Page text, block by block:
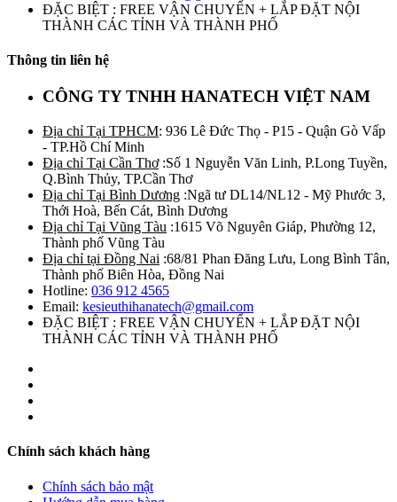
ĐẶC BIỆT : FREE VẬN CHUYỂN + LẮP ĐẶT NỘI
THÀNH CÁC TỈNH VÀ THÀNH PHỐ
Thông tin liên hệ
CÔNG TY TNHH HANATECH VIỆT NAM
Địa chỉ Tại TPHCM: 936 Lê Đức Thọ - P15 - Quận Gò Vấp
- TP.Hồ Chí Minh
Địa chỉ Tại Cần Thơ:Số 1 Nguyễn Văn Linh, P.Long Tuyền,
Q.Bình Thủy, TP.Cần Thơ
Địa chỉ Tại Bình Dương :Ngã tư DL14/NL12 - Mỹ Phước 3,
Thới Hoà, Bến Cát, Bình Dương
Địa chỉ Tại Vũng Tàu :1615 Võ Nguyên Giáp, Phường 12,
Thành phố Vũng Tàu
Địa chỉ tại Đồng Nai :68/81 Phan Đăng Lưu, Long Bình Tân,
Thành phố Biên Hòa, Đồng Nai
Hotline: 036 912 4565
Email: kesieuthihanatech@gmail.com
ĐẶC BIỆT : FREE VẬN CHUYỂN + LẮP ĐẶT NỘI
THÀNH CÁC TỈNH VÀ THÀNH PHỐ
Chính sách khách hàng
Chính sách bảo mật